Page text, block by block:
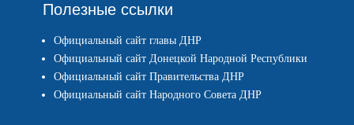
Полезные ссылки
Официальный сайт главы ДНР
Официальный сайт Донецкой Народной Республики
Официальный сайт Правительства ДНР
Официальный сайт Народного Совета ДНР